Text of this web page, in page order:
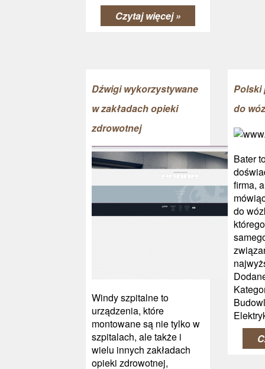
Czytaj więcej »
Dźwigi wykorzystywane
w zakładach opieki
zdrowotnej
Windy szpitalne to
urządzenia, które
montowane są nie tylko w
szpitalach, ale także i
wielu innych zakładach
opieki zdrowotnej,
Polski
do
Bater
firma,
do